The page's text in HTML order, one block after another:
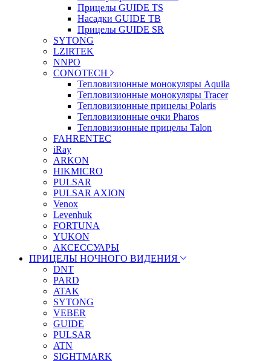
Прицелы GUIDE TS
Насадки GUIDE TB
Прицелы GUIDE SR
SYTONG
LZIRTEK
NNPO
CONOTECH
Тепловизионные монокуляры Aquila
Тепловизионные монокуляры Tracer
Тепловизионные прицелы Polaris
Тепловизионные очки Pharos
Тепловизионные прицелы Talon
FAHRENTEC
iRay
ARKON
HIKMICRO
PULSAR
PULSAR AXION
Venox
Levenhuk
FORTUNA
YUKON
АКСЕССУАРЫ
ПРИЦЕЛЫ НОЧНОГО ВИДЕНИЯ
DNT
PARD
ATAK
SYTONG
VEBER
GUIDE
PULSAR
ATN
SIGHTMARK